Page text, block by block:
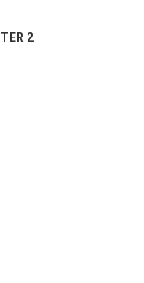
Summer colours